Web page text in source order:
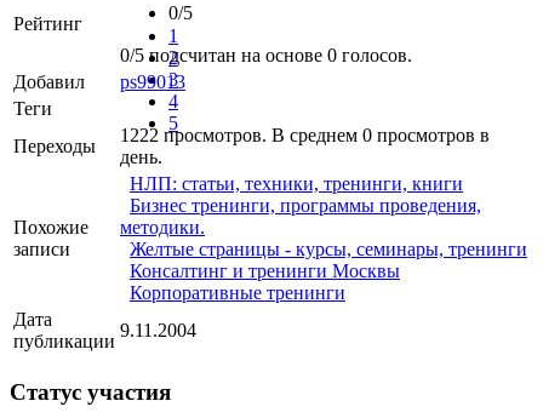
Рейтинг
0/5
1
2
3
4
5
0/5 подсчитан на основе 0 голосов.
Добавил
ps99013
Теги
Переходы
1222 просмотров. В среднем 0 просмотров в
день.
Похожие
записи
НЛП: статьи, техники, тренинги, книги
Бизнес тренинги, программы проведения,
методики.
Желтые страницы - курсы, семинары, тренинги
Консалтинг и тренинги Москвы
Корпоративные тренинги
Дата
публикации
9.11.2004
Статус участия